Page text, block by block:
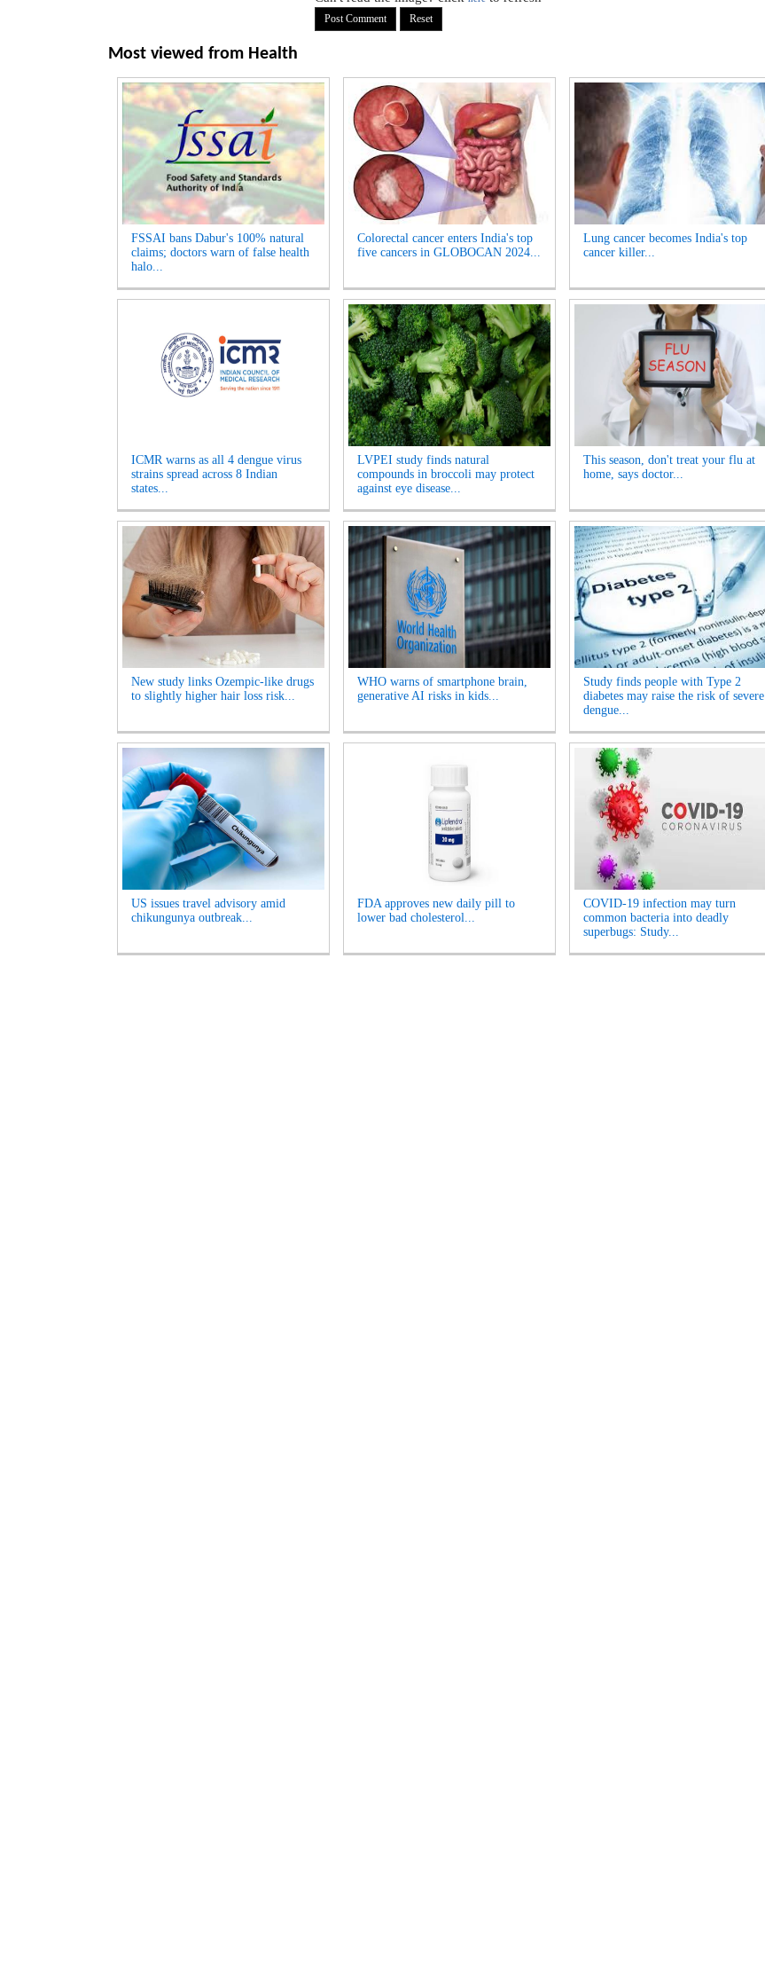
Most viewed from Health
FSSAI bans Dabur's 100% natural
claims; doctors warn of false health
halo...
Colorectal cancer enters India's top
five cancers in GLOBOCAN 2024...
Lung cancer becomes India's top
cancer killer...
ICMR warns as all 4 dengue virus
strains spread across 8 Indian
states...
LVPEI study finds natural
compounds in broccoli may protect
against eye disease...
This season, don't treat your flu at
home, says doctor...
New study links Ozempic-like drugs
to slightly higher hair loss risk...
WHO warns of smartphone brain,
generative AI risks in kids...
Study finds people with Type 2
diabetes may raise the risk of severe
dengue...
US issues travel advisory amid
chikungunya outbreak...
FDA approves new daily pill to
lower bad cholesterol...
COVID-19 infection may turn
common bacteria into deadly
superbugs: Study...